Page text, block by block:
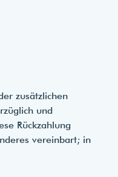
zusätzlichen
und
Rückzahlung
vereinbart; in